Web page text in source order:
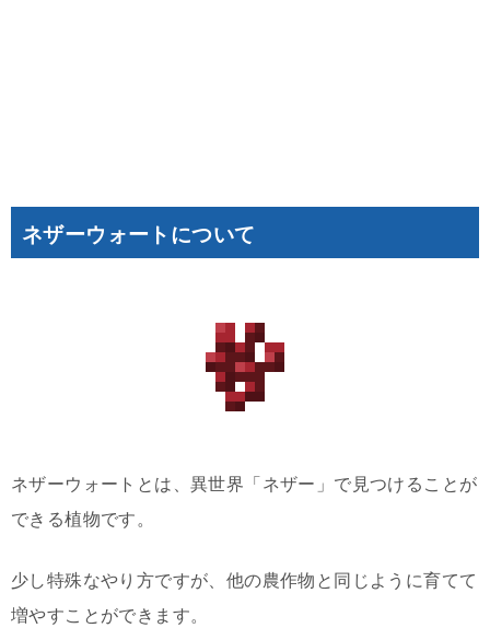
ネザーウォートについて
ネザーウォートとは、異世界「ネザー」で見つけることが
できる植物です。
少し特殊なやり方ですが、他の農作物と同じように育てて
増やすことができます。